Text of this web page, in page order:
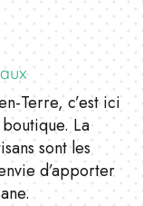
Terre, c’est ici
La
sont les
d’apporter